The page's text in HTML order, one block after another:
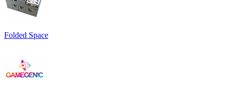
Folded Space